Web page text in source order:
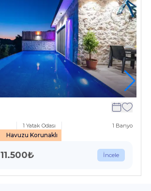
1 Yatak Odası 1 Banyo
Havuzu Korunaklı
11.500₺ İncele